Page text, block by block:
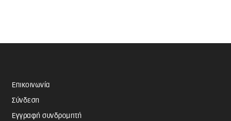
Επικοινωνία
Σύνδεση
Εγγραφή συνδρομητή